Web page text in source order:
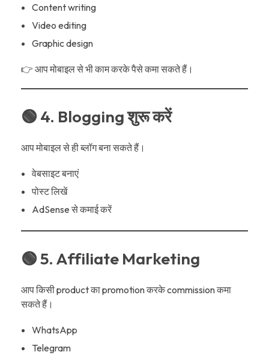
Content writing
Video editing
Graphic design
👉 आप मोबाइल से भी काम करके पैसे कमा सकते हैं।
🟢 4. Blogging शुरू करें
आप मोबाइल से ही ब्लॉग बना सकते हैं।
वेबसाइट बनाएं
पोस्ट लिखें
AdSense से कमाई करें
🟢 5. Affiliate Marketing
आप किसी product का promotion करके commission कमा
सकते हैं।
WhatsApp
Telegram